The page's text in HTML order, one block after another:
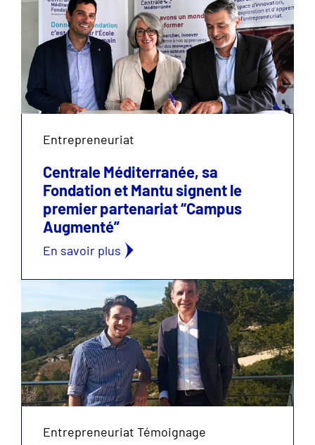
Entrepreneuriat
Centrale Méditerranée, sa
Fondation et Mantu signent le
premier partenariat “Campus
Augmenté”
En savoir plus
Entrepreneuriat Témoignage